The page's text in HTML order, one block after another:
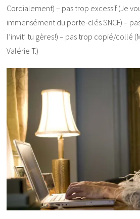
Cordialement) – pas trop excessif (Je
immensément du porte-clés SNCF) –
l’invit’ tu gères!) – pas trop copié/collé
Valérie T.)